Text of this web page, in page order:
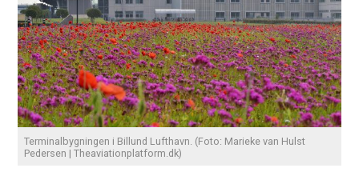
Terminalbygningen i Billund Lufthavn. (Foto: Marieke van Hulst
Pedersen | Theaviationplatform.dk)